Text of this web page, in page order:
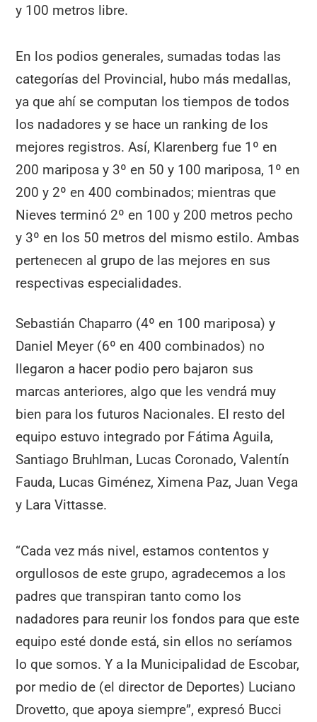
y 100 metros libre.
En los podios generales, sumadas todas las
categorías del Provincial, hubo más medallas,
ya que ahí se computan los tiempos de todos
los nadadores y se hace un ranking de los
mejores registros. Así, Klarenberg fue 1º en
200 mariposa y 3º en 50 y 100 mariposa, 1º en
200 y 2º en 400 combinados; mientras que
Nieves terminó 2º en 100 y 200 metros pecho
y 3º en los 50 metros del mismo estilo. Ambas
pertenecen al grupo de las mejores en sus
respectivas especialidades.
Sebastián Chaparro (4º en 100 mariposa) y
Daniel Meyer (6º en 400 combinados) no
llegaron a hacer podio pero bajaron sus
marcas anteriores, algo que les vendrá muy
bien para los futuros Nacionales. El resto del
equipo estuvo integrado por Fátima Aguila,
Santiago Bruhlman, Lucas Coronado, Valentín
Fauda, Lucas Giménez, Ximena Paz, Juan Vega
y Lara Vittasse.
“Cada vez más nivel, estamos contentos y
orgullosos de este grupo, agradecemos a los
padres que transpiran tanto como los
nadadores para reunir los fondos para que este
equipo esté donde está, sin ellos no seríamos
lo que somos. Y a la Municipalidad de Escobar,
por medio de (el director de Deportes) Luciano
Drovetto, que apoya siempre”, expresó Bucci